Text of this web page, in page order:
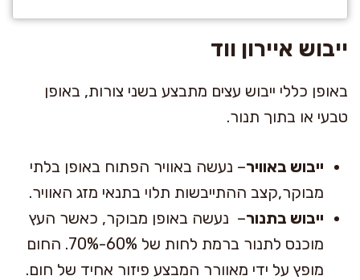
ייבוש איירון ווד
באופן כללי ייבוש עצים מתבצע בשני צורות, באופן
טבעי או בתוך תנור.
ייבוש באוויר– נעשה באוויר הפתוח באופן בלתי
מבוקר,קצב ההתייבשות תלוי בתנאי מזג האוויר.
ייבוש בתנור– נעשה באופן מבוקר, כאשר העץ
מוכנס לתנור ברמת לחות של 60%-70%. החום
מופץ על ידי מאוורר המבצע פיזור אחיד של חום.